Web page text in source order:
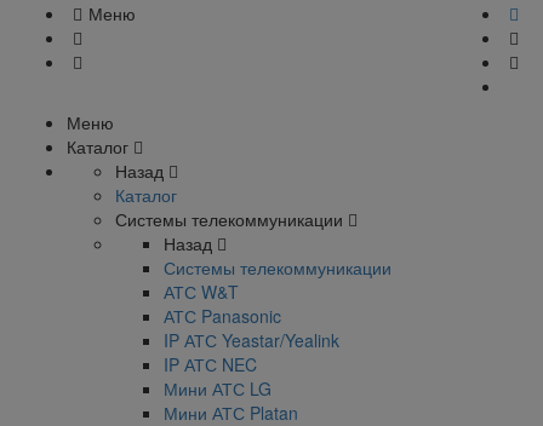
Меню
Меню
Каталог
Назад
Каталог
Системы телекоммуникации
Назад
Системы телекоммуникации
АТС W&T
АТС Panasonic
IP АТС Yeastar/Yealink
IP АТС NEC
Мини АТС LG
Мини АТС Platan